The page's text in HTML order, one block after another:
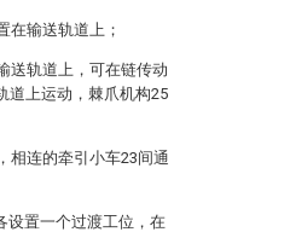
在输送轨道上；
送轨道上，可在链传动
道上运动，棘爪机构25
相连的牵引小车23间通
设置一个过渡工位，在